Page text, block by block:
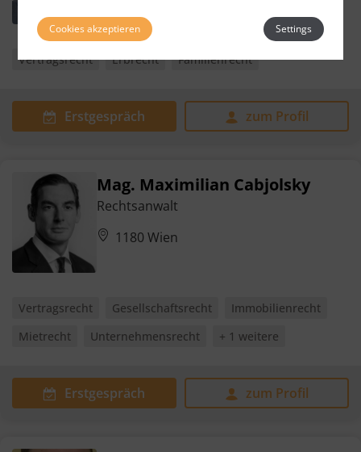
Vertragsrecht Erbrecht Familienrecht
Erstgespräch zum Profil
Mag. Maximilian Cabjolsky
Rechtsanwalt
1180 Wien
Vertragsrecht Gesellschaftsrecht
Immobilienrecht
Mietrecht
Unternehmensrecht + 1 weitere
Erstgespräch zum Profil
Cookies akzeptieren Settings